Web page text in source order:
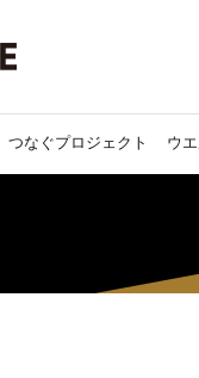
つなぐプロジェクト ウ